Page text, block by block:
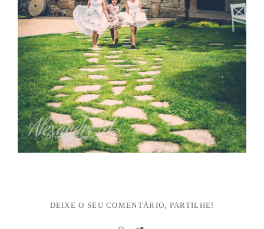
DEIXE O SEU COMENTÁRIO, PARTILHE!